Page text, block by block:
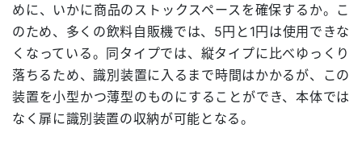
めに、いかに商品のストックスペースを確保するか。こ
のため、多くの飲料自販機では、5円と1円は使用できな
くなっている。同タイプでは、縦タイプに比べゆっくり
落ちるため、識別装置に入るまで時間はかかるが、この
装置を小型かつ薄型のものにすることができ、本体では
なく扉に識別装置の収納が可能となる。